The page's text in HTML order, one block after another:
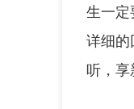
生一定
详细的
听，享